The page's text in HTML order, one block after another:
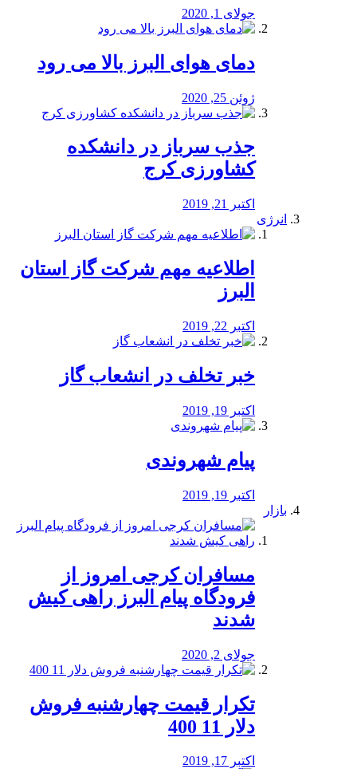
جولای 1, 2020
دمای هوای البرز بالا می رود
ژوئن 25, 2020
جذب سرباز در دانشکده
کشاورزی کرج
اکتبر 21, 2019
انرژی
️اطلاعیه مهم شرکت گاز استان
البرز
اکتبر 22, 2019
خبر تخلف در انشعاب گاز
اکتبر 19, 2019
پیام شهروندی
اکتبر 19, 2019
بازار
مسافران کرجی امروز از
فرودگاه پیام البرز راهی کیش
شدند
جولای 2, 2020
تکرار قیمت چهارشنبه فروش
دلار 11 400
اکتبر 17, 2019